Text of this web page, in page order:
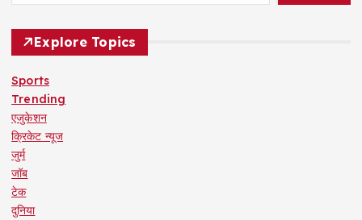
Explore Topics
Sports
Trending
एजुकेशन
क्रिकेट न्यूज
जुर्म
जॉब
टेक
दुनिया